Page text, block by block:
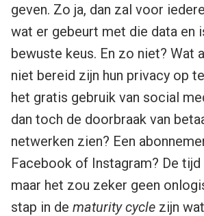
geven. Zo ja, dan zal voor
wat er gebeurt met die data en
bewuste keus. En zo niet? Wat
niet bereid zijn hun privacy op
het gratis gebruik van social
dan toch de doorbraak van
netwerken zien? Een
Facebook of Instagram? De tijd
maar het zou zeker geen
stap in de maturity cycle zijn